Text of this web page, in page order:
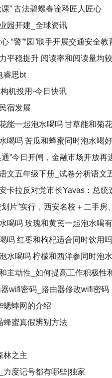
” 古法碧螺春诠释匠人匠心
园开建_全球资讯
“警”“园”联手开展交通安全教
平稳提升 阅读率和阅读量均
睿思bt
机投用-今日快讯
宿发展
能一起泡水喝吗 甘草能和菊
喝吗 苦瓜和蜂蜜同时泡水喝
”今日开闸，金融市场开放再
文五年级下册_试卷分析语文
卡拉反对党市长Yavas：总统
片”实行，西安名校＋二手房
喝吗 玫瑰和黄芪一起泡水喝
吗 红枣和枸杞适合同时饮用吗
水喝吗 柠檬和西洋参同时泡
主动性_如何提高工作积极性
wifi密码_路由器修改wifi密码
蟋蟀网的介绍
蜂蜜真假辨别方法
林之主
力度记号都有哪些|独家